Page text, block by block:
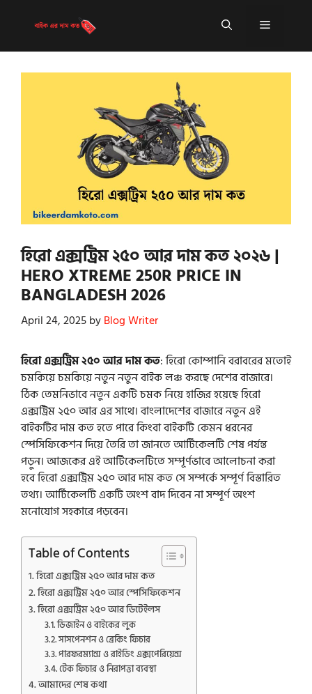
Menu
হিরো এক্সট্রিম ২৫০ আর দাম কত ২০২৬ |
HERO XTREME 250R PRICE IN
BANGLADESH 2026
April 24, 2025byBlog Writer
হিরো এক্সট্রিম ২৫০ আর দাম কত: হিরো কোম্পানি বরাবরের মতোই
চমকিয়ে চমকিয়ে নতুন নতুন বাইক লঞ্চ করছে দেশের বাজারে।
ঠিক তেমনিভাবে নতুন একটি চমক নিয়ে হাজির হয়েছে হিরো
এক্সট্রিম ২৫০ আর এর সাথে। বাংলাদেশের বাজারে নতুন এই
বাইকটির দাম কত হতে পারে কিংবা বাইকটি কেমন ধরনের
স্পেসিফিকেশন দিয়ে তৈরি তা জানতে আর্টিকেলটি শেষ পর্যন্ত
পড়ুন। আজকের এই আর্টিকেলটিতে সম্পূর্ণভাবে আলোচনা করা
হবে হিরো এক্সট্রিম ২৫০ আর দাম কত সে সম্পর্কে সম্পূর্ণ বিস্তারিত
তথ্য। আর্টিকেলটি একটি অংশ বাদ দিবেন না সম্পূর্ণ অংশ
মনোযোগ সহকারে পড়বেন।
Table of Contents
হিরো এক্সট্রিম ২৫০ আর দাম কত
হিরো এক্সট্রিম ২৫০ আর স্পেসিফিকেশন
হিরো এক্সট্রিম ২৫০ আর ডিটেইলস
ডিজাইন ও বাইকের লুক
সাসপেনশন ও ব্রেকিং ফিচার
পারফরম্যান্স ও রাইডিং এক্সপেরিয়েন্স
টেক ফিচার ও নিরাপত্তা ব্যবস্থা
আমাদের শেষ কথা